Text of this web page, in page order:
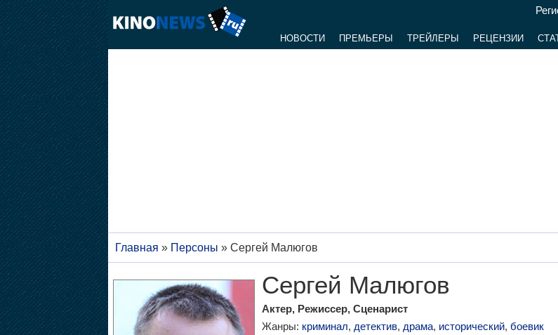
НОВОСТИ ПРЕМЬЕРЫ ТРЕЙЛЕРЫ РЕЦЕНЗИИ
Главная » Персоны » Сергей Малюгов
Сергей Малюгов
Актер, Режиссер, Сценарист
Жанры: криминал, детектив, драма, исторический, боевик